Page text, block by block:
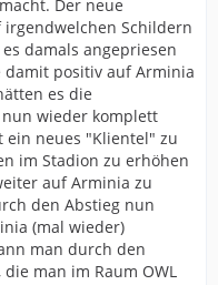
Der neue
Schildern
damals angepriesen
positiv auf Arminia
es die
wieder komplett
neues "Klientel" zu
im Stadion zu erhöhen
auf Arminia zu
den Abstieg nun
(mal wieder)
man durch den
man im Raum OWL